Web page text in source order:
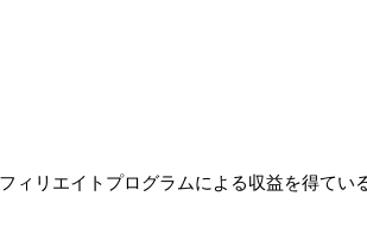
ィリエイトプログラムによる収益を得てい